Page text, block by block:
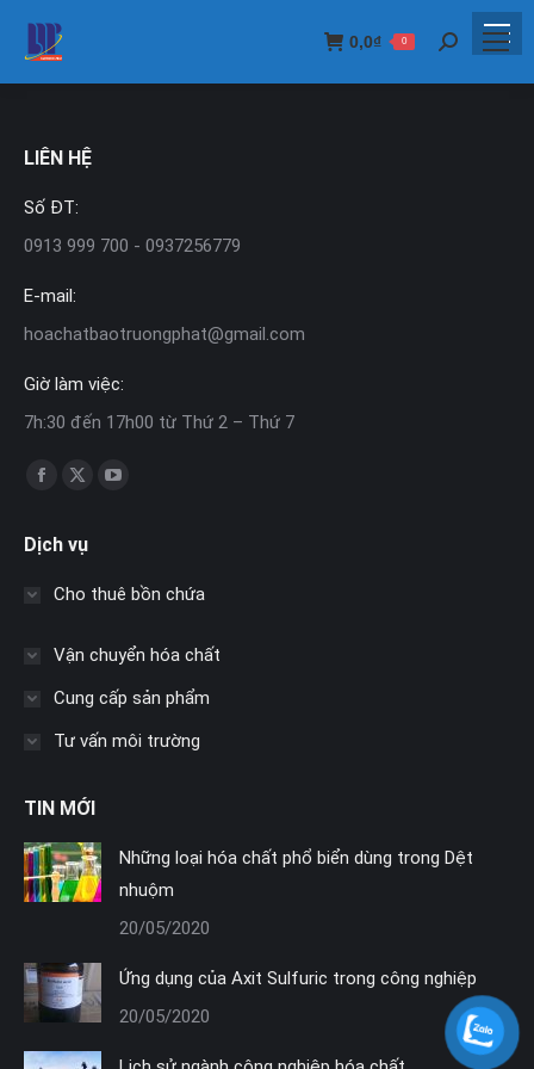
0,0₫ 0 Search:
LIÊN HỆ
Số ĐT:
0913 999 700 - 0937256779
E-mail:
hoachatbaotruongphat@gmail.com
Giờ làm việc:
7h:30 đến 17h00 từ Thứ 2 – Thứ 7
Find us on:
Facebook
opens
window
X
opens
windowwindow
Dịch vụ
Cho thuê bồn chứa
Vận chuyển hóa chất
Cung cấp sản phẩm
Tư vấn môi trường
TIN MỚI
Những loại hóa chất phổ biển dùng trong Dệt
nhuộm
20/05/2020
Ứng dụng của Axit Sulfuric trong công nghiệp
20/05/2020